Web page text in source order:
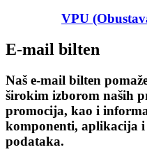
VPU
E-mail bilten
Naš e-mail bilten
širokim izborom naših
promocija, kao i
komponenti, aplikacija
podataka.